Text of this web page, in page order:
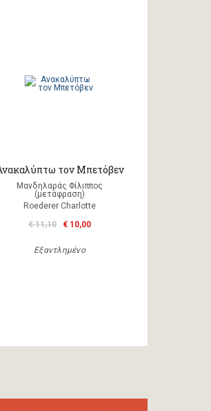
τον Μπετόβεν
Μανδηλαράς Φίλιππος
(μετάφραση)
Roederer Charlotte
€ 11,10
€ 10,00
Εξαντλημένο